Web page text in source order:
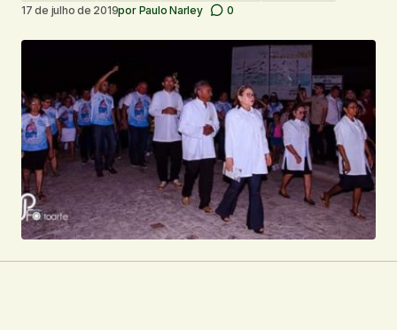
17 de julho de 2019por Paulo Narley 0